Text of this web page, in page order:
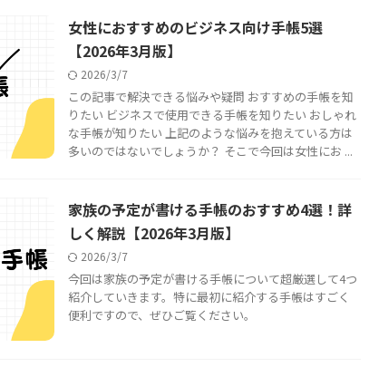
女性におすすめのビジネス向け手帳5選
【2026年3月版】
2026/3/7
この記事で解決できる悩みや疑問 おすすめの手帳を知
りたい ビジネスで使用できる手帳を知りたい おしゃれ
な手帳が知りたい 上記のような悩みを抱えている方は
多いのではないでしょうか？ そこで今回は女性にお ...
家族の予定が書ける手帳のおすすめ4選！詳
しく解説【2026年3月版】
2026/3/7
今回は家族の予定が書ける手帳について超厳選して4つ
紹介していきます。特に最初に紹介する手帳はすごく
便利ですので、ぜひご覧ください。